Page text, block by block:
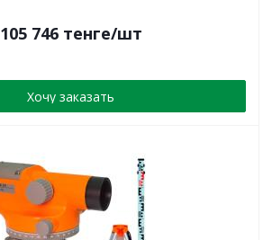
105 746тенге/шт
Хочу заказать